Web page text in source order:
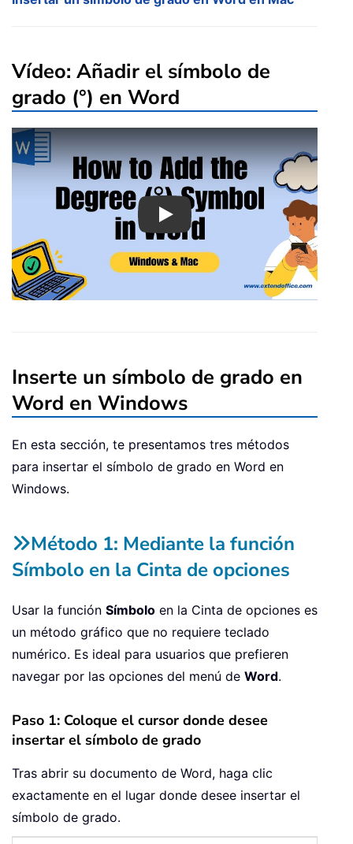
Vídeo: Añadir el símbolo de
grado (°) en Word
Play
Inserte un símbolo de grado en
Word en Windows
En esta sección, te presentamos tres métodos
para insertar el símbolo de grado en Word en
Windows.
Método 1: Mediante la función
Símbolo en la Cinta de opciones
Usar la función Símbolo en la Cinta de opciones es
un método gráfico que no requiere teclado
numérico. Es ideal para usuarios que prefieren
navegar por las opciones del menú de Word.
Paso 1: Coloque el cursor donde desee
insertar el símbolo de grado
Tras abrir su documento de Word, haga clic
exactamente en el lugar donde desee insertar el
símbolo de grado.